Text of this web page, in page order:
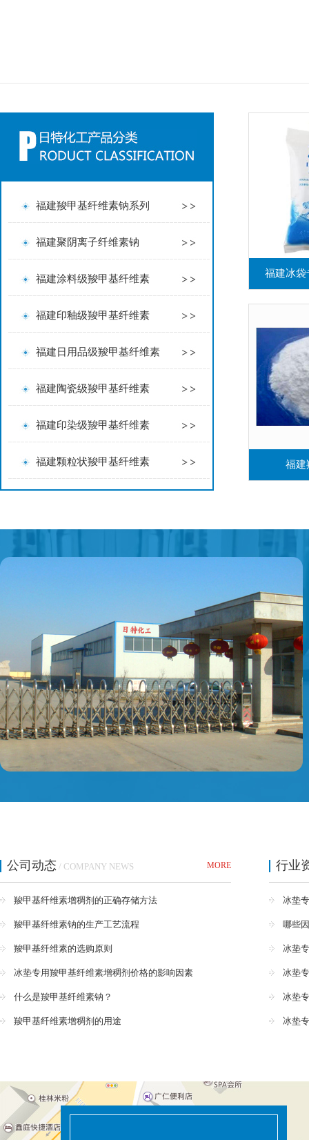
福建羧甲基纤维素钠系列
福建聚阴离子纤维素钠
福建涂料级羧甲基纤维素
福建印釉级羧甲基纤维素
福建日用品级羧甲基纤维素
福建陶瓷级羧甲基纤维素
福建印染级羧甲基纤维素
福建颗粒状羧甲基纤维素
福建冰袋
福建
公司动态 / COMPANY NEWS MORE
羧甲基纤维素增稠剂的正确存储方法
羧甲基纤维素钠的生产工艺流程
羧甲基纤维素的选购原则
冰垫专用羧甲基纤维素增稠剂价格的影响因素
什么是羧甲基纤维素钠？
羧甲基纤维素增稠剂的用途
行业
冰垫
哪些
冰垫
冰垫
冰垫
冰垫